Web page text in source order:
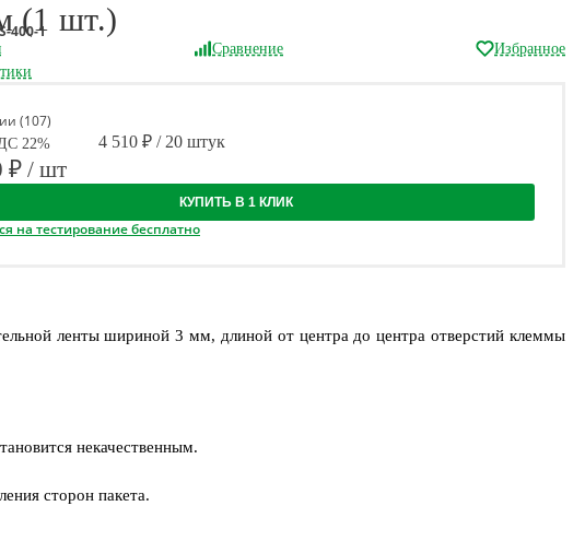
(1 шт.)
400-1
Сравнение
Избранное
(107)
22% 4 510 ₽ / 20 штук
₽ / шт
КУПИТЬ В 1 КЛИК
на тестирование бесплатно
ленты шириной 3 мм, длиной от центра до центра отверстий клеммы
некачественным.
сторон пакета.